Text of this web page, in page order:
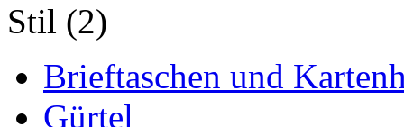
Stil (2)
Brieftaschen und
Gürtel